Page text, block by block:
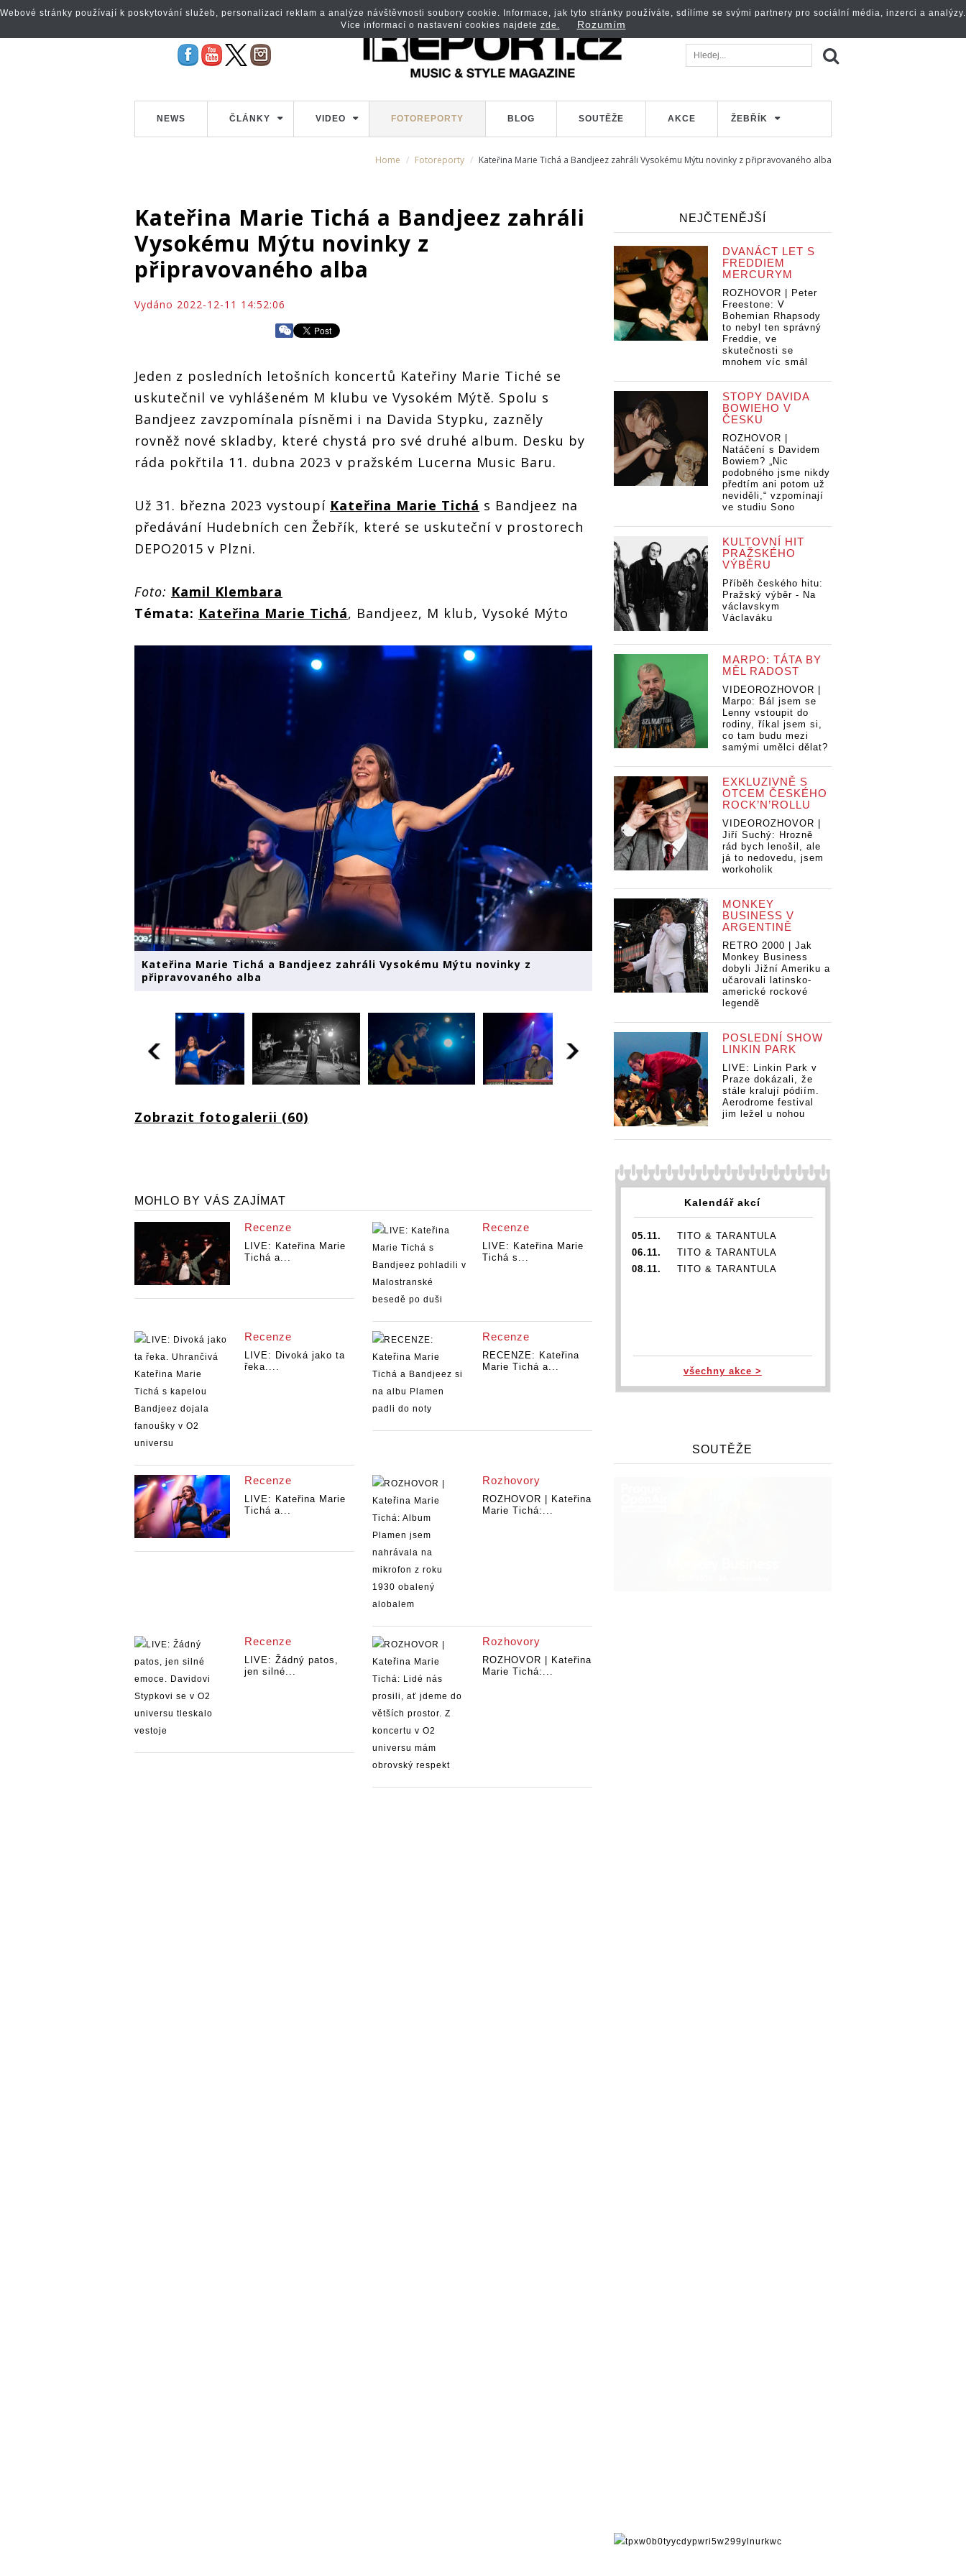
NEWS ČLÁNKY VIDEO FOTOREPORTY BLOG SOUTĚŽE AKCE ŽEBŘÍK
Home Fotoreporty Kateřina Marie Tichá a Bandjeez zahráli Vysokému Mýtu novinky z připravovaného alba
Kateřina Marie Tichá a Bandjeez zahráli
Vysokému Mýtu novinky z
připravovaného alba
Vydáno 2022-12-11 14:52:06
Jeden z posledních letošních koncertů Kateřiny Marie Tiché se
uskutečnil ve vyhlášeném M klubu ve Vysokém Mýtě. Spolu s
Bandjeez zavzpomínala písněmi i na Davida Stypku, zazněly
rovněž nové skladby, které chystá pro své druhé album. Desku by
ráda pokřtila 11. dubna 2023 v pražském Lucerna Music Baru.
Už 31. března 2023 vystoupí Kateřina Marie Tichá s Bandjeez na
předávání Hudebních cen Žebřík, které se uskuteční v prostorech
DEPO2015 v Plzni.
Foto: Kamil Klembara
Témata: Kateřina Marie Tichá, Bandjeez, M klub, Vysoké Mýto
Kateřina Marie Tichá a Bandjeez zahráli Vysokému Mýtu novinky z
připravovaného alba
Zobrazit fotogalerii (60)
MOHLO BY VÁS ZAJÍMAT
Recenze
LIVE: Kateřina Marie
Tichá a...
Recenze
LIVE: Kateřina Marie
Tichá s...
Recenze
LIVE: Divoká jako ta
řeka....
Recenze
RECENZE: Kateřina
Marie Tichá a...
Recenze
LIVE: Kateřina Marie
Tichá a...
Rozhovory
ROZHOVOR | Kateřina
Marie Tichá:...
Recenze
LIVE: Žádný patos,
jen silné...
Rozhovory
ROZHOVOR | Kateřina
Marie Tichá:...
NEJČTENĚJŠÍ
DVANÁCT LET S
FREDDIEM
MERCURYM
ROZHOVOR | Peter
Freestone: V
Bohemian Rhapsody
to nebyl ten správný
Freddie, ve
skutečnosti se
mnohem víc smál
STOPY DAVIDA
BOWIEHO V
ČESKU
ROZHOVOR |
Natáčení s Davidem
Bowiem? „Nic
podobného jsme nikdy
předtím ani potom už
neviděli,“ vzpomínají
ve studiu Sono
KULTOVNÍ HIT
PRAŽSKÉHO
VÝBĚRU
Příběh českého hitu:
Pražský výběr - Na
václavskym
Václaváku
MARPO: TÁTA BY
MĚL RADOST
VIDEOROZHOVOR |
Marpo: Bál jsem se
Lenny vstoupit do
rodiny, říkal jsem si,
co tam budu mezi
samými umělci dělat?
EXKLUZIVNĚ S
OTCEM ČESKÉHO
ROCK’N’ROLLU
VIDEOROZHOVOR |
Jiří Suchý: Hrozně
rád bych lenošil, ale
já to nedovedu, jsem
workoholik
MONKEY
BUSINESS V
ARGENTINĚ
RETRO 2000 | Jak
Monkey Business
dobyli Jižní Ameriku a
učarovali latinsko-
americké rockové
legendě
POSLEDNÍ SHOW
LINKIN PARK
LIVE: Linkin Park v
Praze dokázali, že
stále kralují pódiím.
Aerodrome festival
jim ležel u nohou
Kalendář akcí
05.11.
TITO & TARANTULA
06.11.
TITO & TARANTULA
08.11.
TITO & TARANTULA
všechny akce >
SOUTĚŽE
Webové stránky používají k poskytování služeb, personalizaci reklam a analýze návštěvnosti soubory cookie. Informace, jak tyto stránky používáte, sdílíme se svými partnery pro sociální média, inzerci a analýzy.
Více informací o nastavení cookies najdete zde. Rozumím